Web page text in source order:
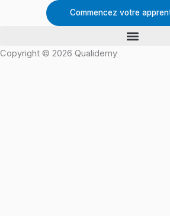
Commencez votre
Copyright © 2026 Qualidemy